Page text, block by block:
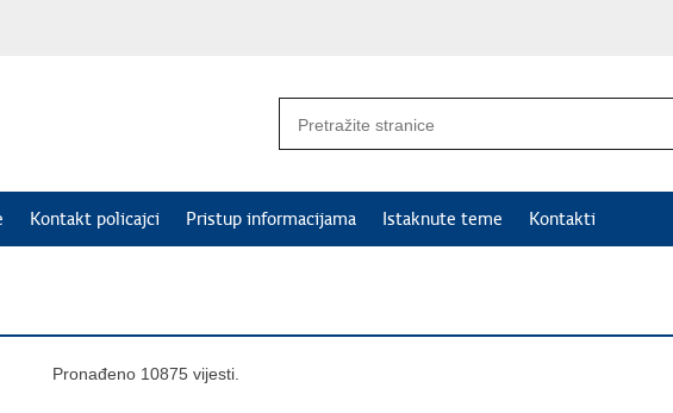
Kontakt policajci Pristup informacijama Istaknute teme Kontakti
Pronađeno 10875 vijesti.